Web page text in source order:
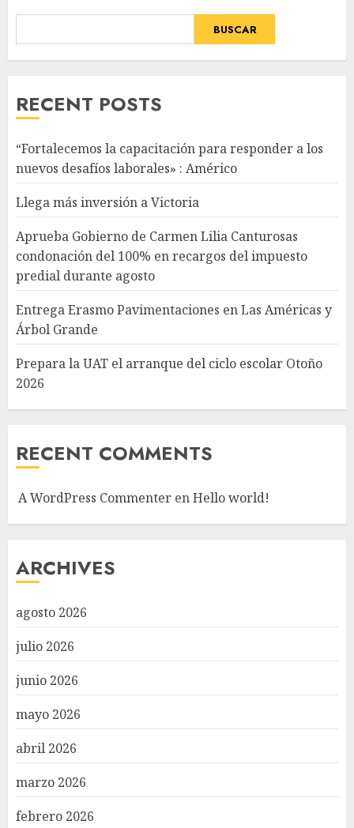
BUSCAR
RECENT POSTS
“Fortalecemos la capacitación para responder a los
nuevos desafíos laborales» : Américo
Llega más inversión a Victoria
Aprueba Gobierno de Carmen Lilia Canturosas
condonación del 100% en recargos del impuesto
predial durante agosto
Entrega Erasmo Pavimentaciones en Las Américas y
Árbol Grande
Prepara la UAT el arranque del ciclo escolar Otoño
2026
RECENT COMMENTS
A WordPress Commenter enHello world!
ARCHIVES
agosto 2026
julio 2026
junio 2026
mayo 2026
abril 2026
marzo 2026
febrero 2026